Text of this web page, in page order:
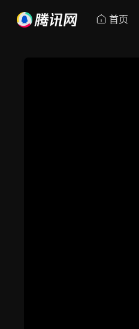
首页